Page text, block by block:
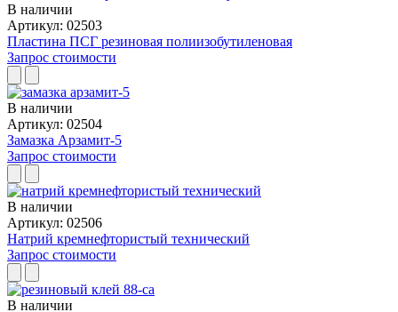
В наличии
Артикул: 02503
Пластина ПСГ резиновая полиизобутиленовая
Запрос стоимости
В наличии
Артикул: 02504
Замазка Арзамит-5
Запрос стоимости
В наличии
Артикул: 02506
Натрий кремнефтористый технический
Запрос стоимости
В наличии